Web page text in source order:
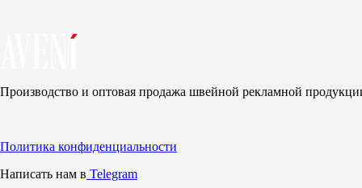
Производство и оптовая продажа швейной рекламной
Политика конфиденциальности
Написать нам в Telegram